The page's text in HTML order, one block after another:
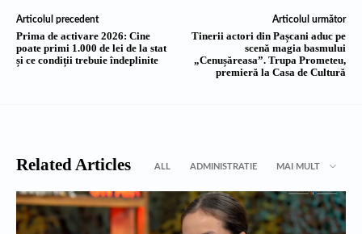
Articolul precedent
Prima de activare 2026: Cine
poate primi 1.000 de lei de la stat
și ce condiții trebuie îndeplinite
Articolul următor
Tinerii actori din Pașcani aduc pe
scenă magia basmului
„Cenușăreasa”. Trupa Prometeu,
premieră la Casa de Cultură
Related Articles ALL ADMINISTRATIE MAI MULT